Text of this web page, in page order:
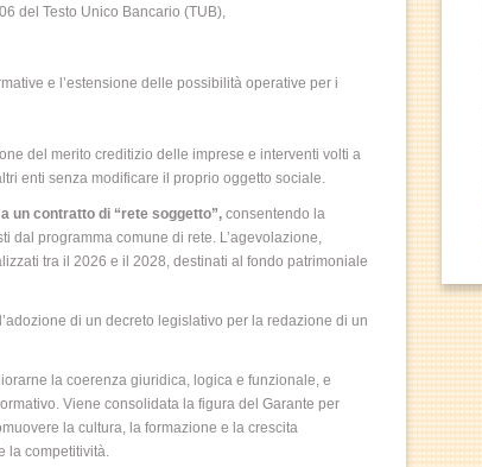
del Testo Unico Bancario (TUB),
e l’estensione delle possibilità operative per i
del merito creditizio delle imprese e interventi volti a
enti senza modificare il proprio oggetto sociale.
un contratto di “rete soggetto”, consentendo la
dal programma comune di rete. L’agevolazione,
tra il 2026 e il 2028, destinati al fondo patrimoniale
di un decreto legislativo per la redazione di un
la coerenza giuridica, logica e funzionale, e
Viene consolidata la figura del Garante per
la cultura, la formazione e la crescita
la competitività.